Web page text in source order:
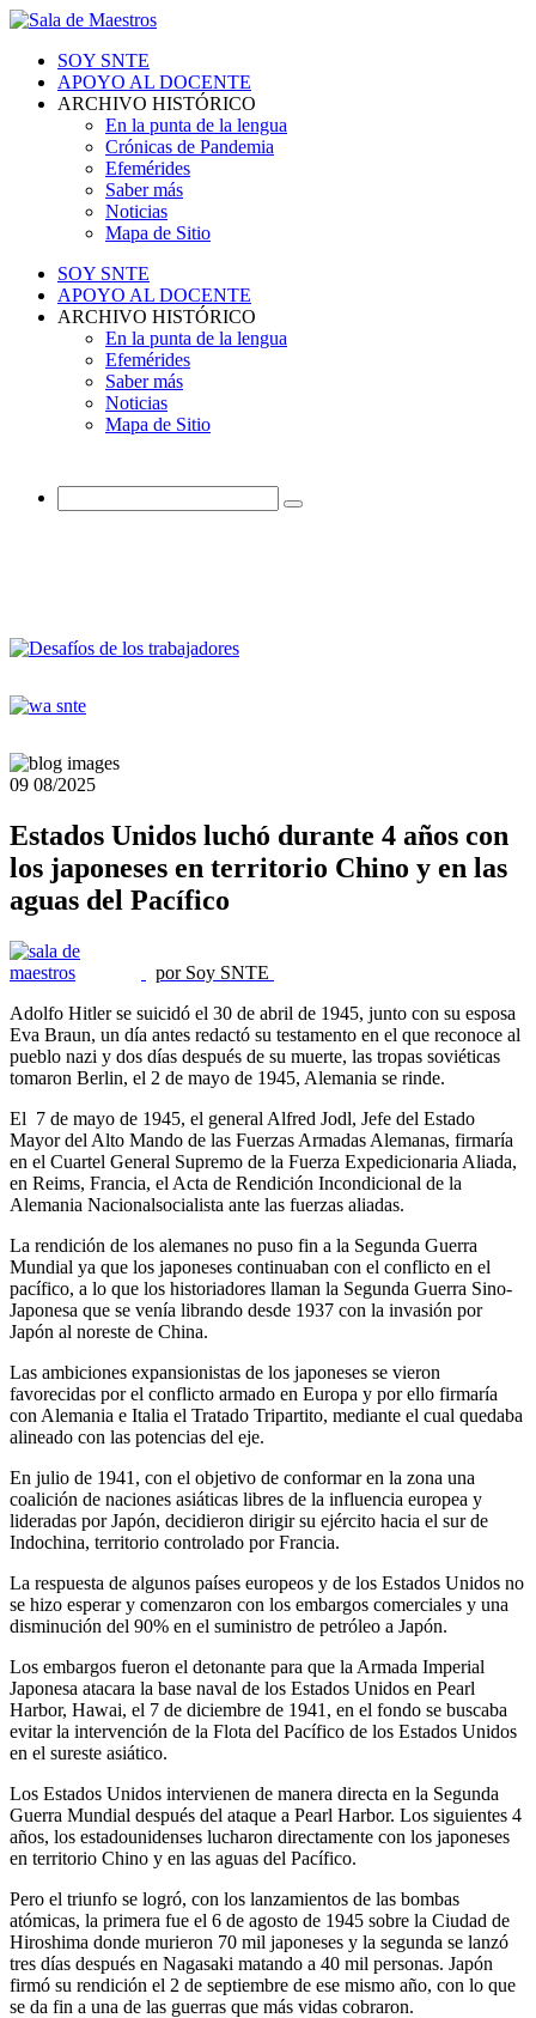
SOY SNTE
APOYO AL DOCENTE
ARCHIVO HISTÓRICO
En la punta de la lengua
Crónicas de Pandemia
Efemérides
Saber más
Noticias
Mapa de Sitio
SOY SNTE
APOYO AL DOCENTE
ARCHIVO HISTÓRICO
En la punta de la lengua
Efemérides
Saber más
Noticias
Mapa de Sitio
09 08/2025
Estados Unidos luchó durante 4 años con
los japoneses en territorio Chino y en las
aguas del Pacífico
por Soy SNTE
Adolfo Hitler se suicidó el 30 de abril de 1945, junto con su esposa
Eva Braun, un día antes redactó su testamento en el que reconoce al
pueblo nazi y dos días después de su muerte, las tropas soviéticas
tomaron Berlin, el 2 de mayo de 1945, Alemania se rinde.
El 7 de mayo de 1945, el general Alfred Jodl, Jefe del Estado
Mayor del Alto Mando de las Fuerzas Armadas Alemanas, firmaría
en el Cuartel General Supremo de la Fuerza Expedicionaria Aliada,
en Reims, Francia, el Acta de Rendición Incondicional de la
Alemania Nacionalsocialista ante las fuerzas aliadas.
La rendición de los alemanes no puso fin a la Segunda Guerra
Mundial ya que los japoneses continuaban con el conflicto en el
pacífico, a lo que los historiadores llaman la Segunda Guerra Sino-
Japonesa que se venía librando desde 1937 con la invasión por
Japón al noreste de China.
Las ambiciones expansionistas de los japoneses se vieron
favorecidas por el conflicto armado en Europa y por ello firmaría
con Alemania e Italia el Tratado Tripartito, mediante el cual quedaba
alineado con las potencias del eje.
En julio de 1941, con el objetivo de conformar en la zona una
coalición de naciones asiáticas libres de la influencia europea y
lideradas por Japón, decidieron dirigir su ejército hacia el sur de
Indochina, territorio controlado por Francia.
La respuesta de algunos países europeos y de los Estados Unidos no
se hizo esperar y comenzaron con los embargos comerciales y una
disminución del 90% en el suministro de petróleo a Japón.
Los embargos fueron el detonante para que la Armada Imperial
Japonesa atacara la base naval de los Estados Unidos en Pearl
Harbor, Hawai, el 7 de diciembre de 1941, en el fondo se buscaba
evitar la intervención de la Flota del Pacífico de los Estados Unidos
en el sureste asiático.
Los Estados Unidos intervienen de manera directa en la Segunda
Guerra Mundial después del ataque a Pearl Harbor. Los siguientes 4
años, los estadounidenses lucharon directamente con los japoneses
en territorio Chino y en las aguas del Pacífico.
Pero el triunfo se logró, con los lanzamientos de las bombas
atómicas, la primera fue el 6 de agosto de 1945 sobre la Ciudad de
Hiroshima donde murieron 70 mil japoneses y la segunda se lanzó
tres días después en Nagasaki matando a 40 mil personas. Japón
firmó su rendición el 2 de septiembre de ese mismo año, con lo que
se da fin a una de las guerras que más vidas cobraron.